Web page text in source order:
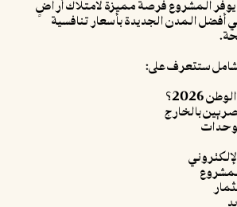
المشروع فرصة مميزة لامتلاك أراضٍ
المدن الجديدة بأسعار تنافسية
ستتعرف على:
2026؟
بالخارج